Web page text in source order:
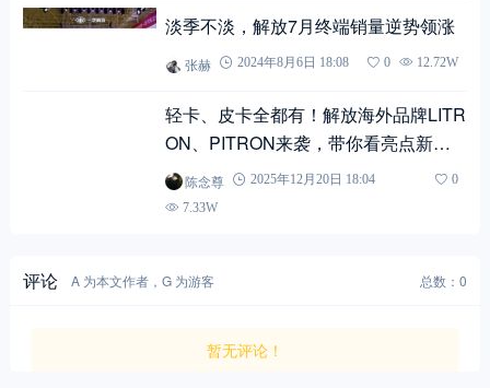
淡季不淡，解放7月终端销量逆势领涨
张赫 2024年8月6日 18:08 0 12.72W
轻卡、皮卡全都有！解放海外品牌LITR
ON、PITRON来袭，带你看亮点新
车！陈念尊 2025年12月20日 18:04
0
7.33W
评论 A 为本文作者，G 为游客 总数：0
暂无评论！